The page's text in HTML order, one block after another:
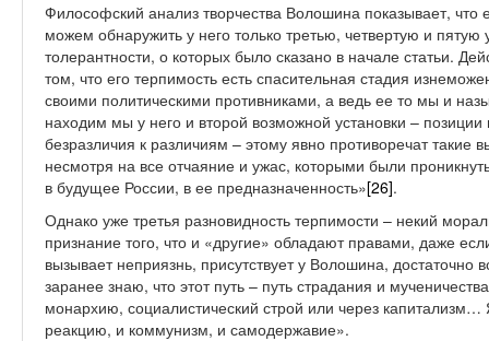
Философский анализ творчества Волошина показывает,
можем обнаружить у него только третью, четвертую и пятую
толерантности, о которых было сказано в начале статьи.
том, что его терпимость есть спасительная стадия
своими политическими противниками, а ведь ее то мы и
находим мы у него и второй возможной установки –
безразличия к различиям – этому явно противоречат
несмотря на все отчаяние и ужас, которыми были
в будущее России, в ее предназначенность»[26].
Однако уже третья разновидность терпимости – некий
признание того, что и «другие» обладают правами, даже
вызывает неприязнь, присутствует у Волошина,
заранее знаю, что этот путь – путь страдания и
монархию, социалистический строй или через
реакцию, и коммунизм, и самодержавие».